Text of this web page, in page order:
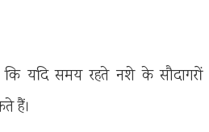
कि यदि समय रहते नशे के
हैं।